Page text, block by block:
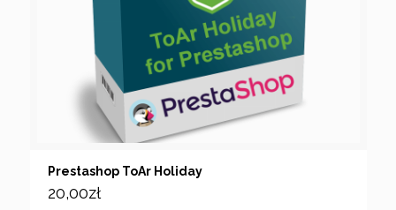
Prestashop ToAr Holiday
20,00zł